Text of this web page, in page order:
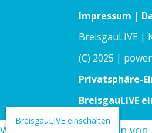
Impressum |
BreisgauLIVE |
(C) 2025 |
Privatsphäre-
BreisgauLIVE
BreisgauLIVE einschalten